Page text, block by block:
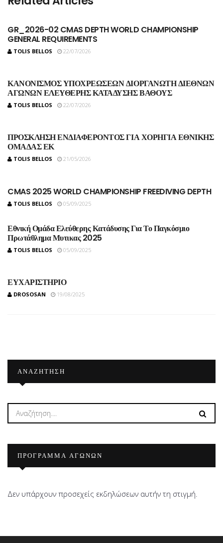
GR_2026-02 CMAS DEPTH WORLD CHAMPIONSHIP
GENERAL REQUIREMENTS
TOLIS BELLOS 22/07/2026
ΚΑΝΟΝΙΣΜΟΣ ΥΠΟΧΡΕΩΣΕΩΝ ΔΙΟΡΓΑΝΩΤΗ ΔΙΕΘΝΩΝ
ΑΓΩΝΩΝ ΕΛΕΥΘΕΡΗΣ ΚΑΤΑΔΥΣΗΣ ΒΑΘΟΥΣ
TOLIS BELLOS 22/07/2026
ΠΡΟΣΚΛΗΣΗ ΕΝΔΙΑΦΕΡΟΝΤΟΣ ΓΙΑ ΧΟΡΗΓΙΑ ΕΘΝΙΚΗΣ
ΟΜΑΔΑΣ ΕΚ
TOLIS BELLOS 21/05/2026
CMAS 2025 WORLD CHAMPIONSHIP FREEDIVING DEPTH
TOLIS BELLOS 05/09/2025
Εθνική Ομάδα Ελεύθερης Κατάδυσης Για Το Παγκόσμιο
Πρωτάθλημα Μυτικας 2025
TOLIS BELLOS 05/09/2025
ΕΥΧΑΡΙΣΤΗΡΙΟ
DROSOSAN 19/08/2025
ΑΝΑΖΉΤΗΣΗ
ΠΡΟΓΡΑΜΜΑ ΑΓΩΝΩΝ
Δεν υπάρχουν προσεχείς εκδηλώσεων αυτήν τη στιγμή.